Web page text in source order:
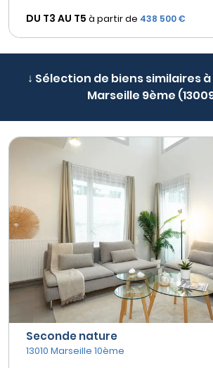
DU T3 AU T5 à partir de 438 500 €
↓ Sélection de biens similaires
Marseille 9ème
Seconde nature
13010 Marseille 10ème